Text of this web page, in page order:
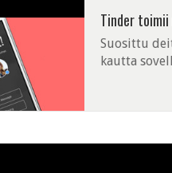
Tinder
Suosittu
kautta